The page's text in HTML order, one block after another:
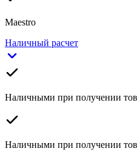
Maestro
Наличный расчет
Наличными при получении
Наличными при получении